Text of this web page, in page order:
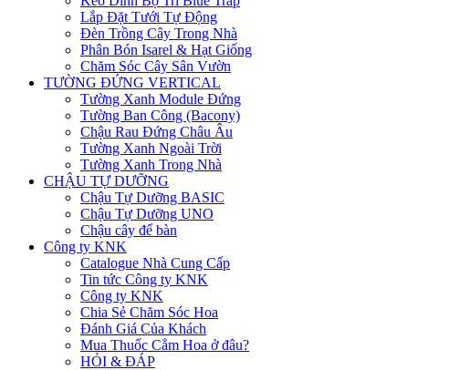
Lắp Đặt Tưới Tự Động
Đèn Trồng Cây Trong Nhà
Phân Bón Isarel & Hạt Giống
Chăm Sóc Cây Sân Vườn
TƯỜNG ĐỨNG VERTICAL
Tường Xanh Module Đứng
Tường Ban Công (Bacony)
Chậu Rau Đứng Châu Âu
Tường Xanh Ngoài Trời
Tường Xanh Trong Nhà
CHẬU TỰ DƯỠNG
Chậu Tự Dưỡng BASIC
Chậu Tự Dưỡng UNO
Chậu cây để bàn
Công ty KNK
Catalogue Nhà Cung Cấp
Tin tức Công ty KNK
Công ty KNK
Chia Sẻ Chăm Sóc Hoa
Đánh Giá Của Khách
Mua Thuốc Cắm Hoa ở đâu?
HỎI & ĐÁP